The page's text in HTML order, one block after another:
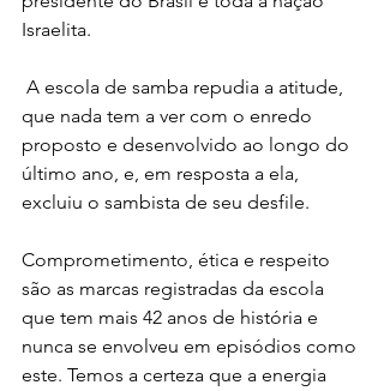
Israelita.
que nada tem a ver com o enredo
proposto e desenvolvido ao longo do
último ano, e, em resposta a ela,
excluiu o sambista de seu desfile.
Comprometimento, ética e respeito
são as marcas registradas da escola
que tem mais 42 anos de história e
nunca se envolveu em episódios como
este. Temos a certeza que a energia